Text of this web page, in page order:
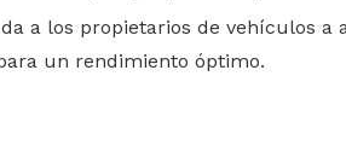
a los propietarios de vehículos
un rendimiento óptimo.